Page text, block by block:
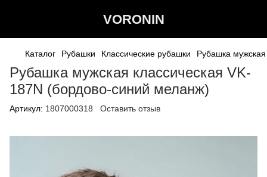
VORONIN
Каталог Рубашки Классические рубашки Рубашка
Рубашка мужская классическая VK-
187N (бордово-синий меланж)
Артикул: 1807000318 Оставить отзыв